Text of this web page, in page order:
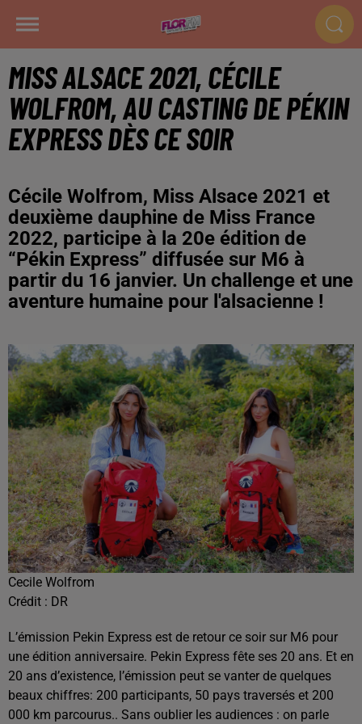
MISS ALSACE 2021, CÉCILE
WOLFROM, AU CASTING DE PÉKIN
EXPRESS DÈS CE SOIR
Cécile Wolfrom, Miss Alsace 2021 et
deuxième dauphine de Miss France
2022, participe à la 20e édition de
“Pékin Express” diffusée sur M6 à
partir du 16 janvier. Un challenge et une
aventure humaine pour l'alsacienne !
Cecile Wolfrom
Crédit : DR
L’émission Pekin Express est de retour ce soir sur M6 pour
une édition anniversaire. Pekin Express fête ses 20 ans. Et en
20 ans d’existence, l’émission peut se vanter de quelques
beaux chiffres: 200 participants, 50 pays traversés et 200
000 km parcourus.. Sans oublier les audiences : on parle